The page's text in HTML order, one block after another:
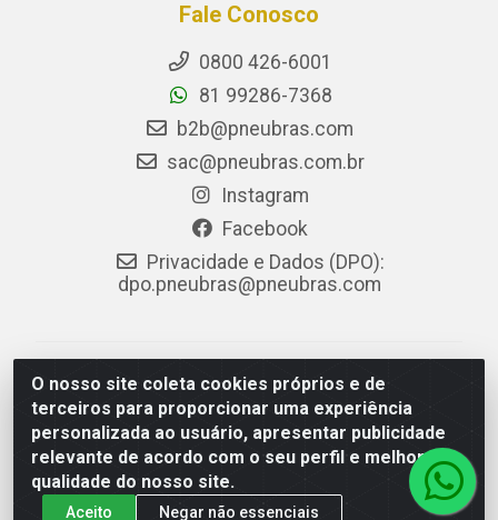
O nosso site coleta cookies próprios e de
terceiros para proporcionar uma experiência
personalizada ao usuário, apresentar publicidade
relevante de acordo com o seu perfil e melhorar a
qualidade do nosso site.
Aceito Negar não essenciais
Fale Conosco
0800 426-6001
81 99286-7368
b2b@pneubras.com
sac@pneubras.com.br
Instagram
Facebook
Privacidade e Dados (DPO):
dpo.pneubras@pneubras.com
PneuBras - Rodovia BR-101, KM 82 - Prazeres,
Jaboatão dos Guararapes/PE - CEP 54.335-000 - CNPJ
08.678.386/0001-05 - Pneubras Comércio de Pneus
Ltda